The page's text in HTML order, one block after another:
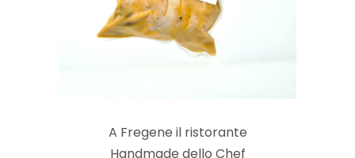
A Fregene il ristorante
Handmade dello Chef